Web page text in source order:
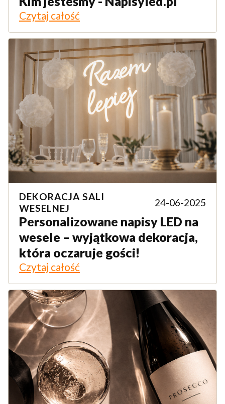
Czytaj całość
DEKORACJA SALI
WESELNEJ
24-06-2025
Personalizowane napisy LED na
wesele – wyjątkowa dekoracja,
która oczaruje gości!
Czytaj całość